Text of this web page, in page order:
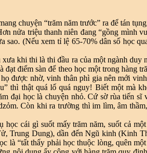
chuyện “trăm năm trước” ra để tán
nửa triệu thanh niên đang “gồng mình
sao. (Nếu xem tỉ lệ 65-70% dân số học
khi thi là thi đầu ra của một ngành duy
điểm sàn để theo học một trong hàng
được nhờ, vinh thân phì gia nên mới
thì thật quá lố quá nguy! Biết một mà
đại học là chuyện nhỏ. Cứ sờ rùa tiến
Còn khi ra trường thì im lìm, âm
cái gì suốt mấy trăm năm, suốt cả
Trung Dung), dần đến Ngũ kinh (Kinh
“tất thẩy phải học thuộc lòng, quên